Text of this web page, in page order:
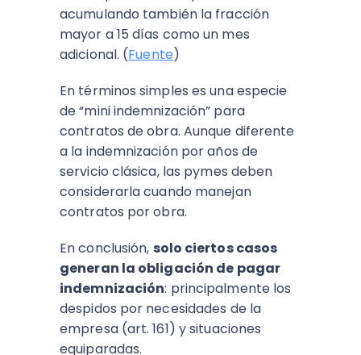
acumulando también la fracción
mayor a 15 días como un mes
adicional. (Fuente)
En términos simples es una especie
de “mini indemnización” para
contratos de obra. Aunque diferente
a la indemnización por años de
servicio clásica, las pymes deben
considerarla cuando manejan
contratos por obra.
En conclusión, solo ciertos casos
generan la obligación de pagar
indemnización: principalmente los
despidos por necesidades de la
empresa (art. 161) y situaciones
equiparadas.